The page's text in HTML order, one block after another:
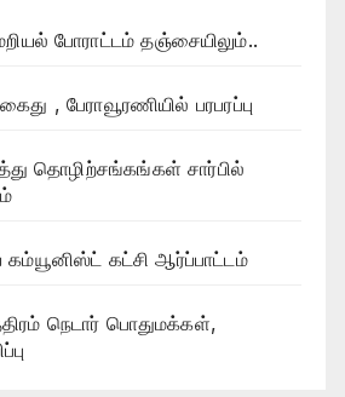
போராட்டம் தஞ்சையிலும்..
, பேராவூரணியில் பரபரப்பு
தொழிற்சங்கங்கள் சார்பில்
கட்சி ஆர்ப்பாட்டம்
நெடார் பொதுமக்கள்,